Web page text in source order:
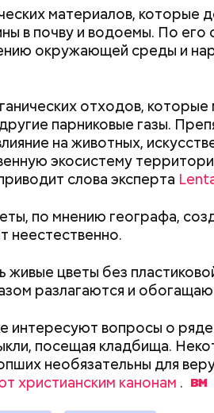
материалов, которые
в почву и водоемы. По его
окружающей среды и
отходов, которые
парниковые газы.
на животных,
экосистему
слова эксперта
по мнению географа,
неестественно.
живые цветы без
разлагаются и
интересуют вопросы о
посещая кладбища.
необязательны для
христианским канонам .
тысяч
может
нужны
Как узнать,
искать